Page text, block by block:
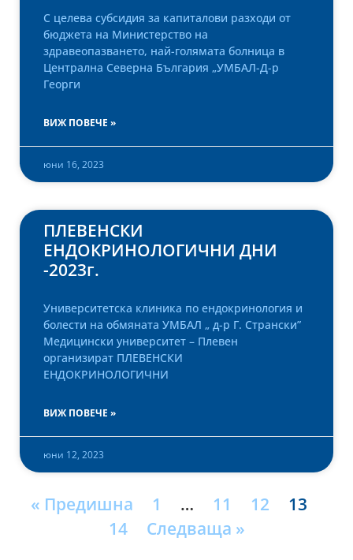
С целева субсидия за капиталови разходи от
бюджета на Министерство на
здравеопазването, най-голямата болница в
Централна Северна България „УМБАЛ-Д-р
Георги
ВИЖ ПОВЕЧЕ »
юни 16, 2023
ПЛЕВЕНСКИ
ЕНДОКРИНОЛОГИЧНИ ДНИ
-2023г.
Университетска клиника по ендокринология и
болести на обмяната УМБАЛ „ д-р Г. Странски”
Медицински университет – Плевен
организират ПЛЕВЕНСКИ
ЕНДОКРИНОЛОГИЧНИ
ВИЖ ПОВЕЧЕ »
юни 12, 2023
« Предишна 1 … 11 12
13
14
Следваща »